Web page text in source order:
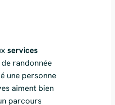
services
randonnée
une personne
aiment bien
parcours